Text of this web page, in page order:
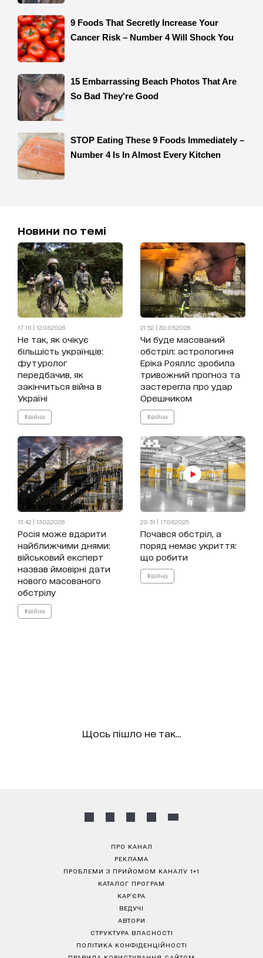
Новини по темі
17:16 | 12.06.2026
Не так, як очікує
більшість українців:
футуролог
передбачив, як
закінчиться війна в
Україні
#війна
21:52 | 30.05.2026
Чи буде масований
обстріл: астрологиня
Еріка Рояллс зробила
тривожний прогноз та
застерегла про удар
Орешником
#війна
13:42 | 13.02.2026
Росія може вдарити
найближчими днями:
військовий експерт
назвав ймовірні дати
нового масованого
обстрілу
#війна
20:31 | 17.06.2025
Почався обстріл, а
поряд немає укриття:
що робити
#війна
Щось пішло не так...
ПРО КАНАЛ
РЕКЛАМА
ПРОБЛЕМИ З ПРИЙОМОМ КАНАЛУ 1+1
КАТАЛОГ ПРОГРАМ
КАР’ЄРА
ВЕДУЧІ
АВТОРИ
СТРУКТУРА ВЛАСНОСТІ
ПОЛІТИКА КОНФІДЕНЦІЙНОСТІ